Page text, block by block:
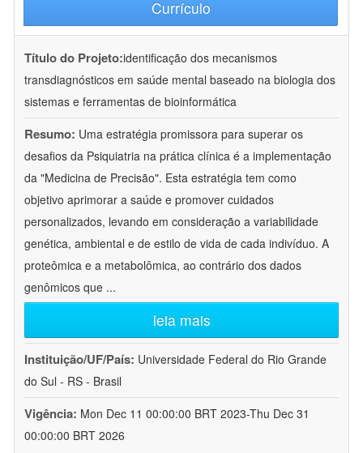
Currículo
Título do Projeto:identificação dos mecanismos
transdiagnósticos em saúde mental baseado na biologia dos
sistemas e ferramentas de bioinformática
Resumo: Uma estratégia promissora para superar os
desafios da Psiquiatria na prática clínica é a implementação
da "Medicina de Precisão". Esta estratégia tem como
objetivo aprimorar a saúde e promover cuidados
personalizados, levando em consideração a variabilidade
genética, ambiental e de estilo de vida de cada indivíduo. A
proteômica e a metabolômica, ao contrário dos dados
genômicos que ...
leia mais
Instituição/UF/País: Universidade Federal do Rio Grande
do Sul - RS - Brasil
Vigência: Mon Dec 11 00:00:00 BRT 2023-Thu Dec 31
00:00:00 BRT 2026